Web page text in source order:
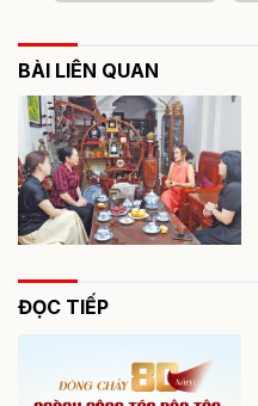
BÀI LIÊN QUAN
ĐỌC TIẾP